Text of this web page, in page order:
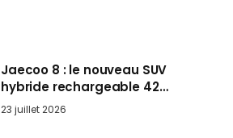
Jaecoo 8 : le nouveau SUV
hybride rechargeable 428
ch qui vise l’Audi Q7 arrive
en Europe cet automne
23 juillet 2026